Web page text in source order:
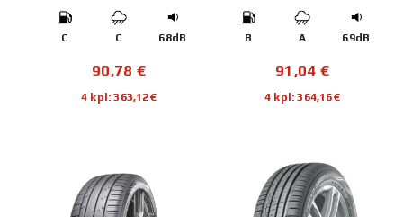
C C 68dB
90,78 €
4 kpl: 363,12€
B A 69dB
91,04 €
4 kpl: 364,16€